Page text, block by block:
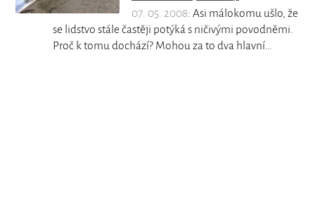
07. 05. 2008: Asi málokomu ušlo, že
se lidstvo stále častěji potýká s ničivými povodněmi.
Proč k tomu dochází? Mohou za to dva hlavní…